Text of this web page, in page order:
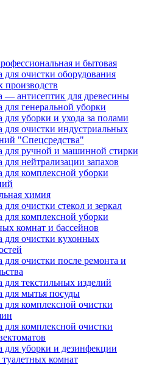
и бытовая
для очистки оборудования
— антисептик для древесины
для генеральной уборки
для уборки и ухода за полами
для очистки индустриальных
"Спецсредства"
для ручной и машинной стирки
для нейтрализации запахов
для комплексной уборки
химия
для очистки стекол и зеркал
для комплексной уборки
комнат и бассейнов
для очистки кухонных
для очистки после ремонта и
для текстильных изделий
для мытья посуды
для комплексной очистки
для комплексной очистки
для уборки и дезинфекции
комнат